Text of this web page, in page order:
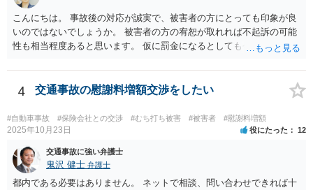
こんにちは。 事故後の対応が誠実で、被害者の方にとっても印象が良
いのではないでしょうか。 被害者の方の宥恕が取れれば不起訴の可能
性も相当程度あると思います。 仮に罰金になるとしても今回は略式の
ょう。 参考になれば幸いです。
4 交通事故の慰謝料増額交渉をしたい
#自動車事故 #保険会社との交渉 #むち打ち被害 #被害者 #慰謝料増額
2025年10月23日 役にたった 12
交通事故に強い弁護士
鬼沢 健士 弁護士
都内である必要はありません。 ネットで相談、問い合わせできれば十